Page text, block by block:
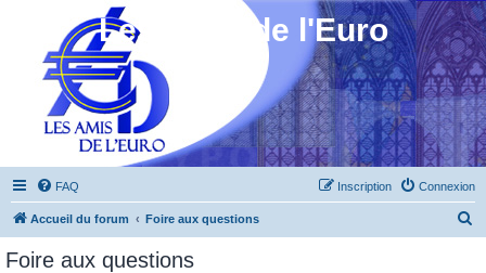
Les Amis de l'Euro
FAQ Connexion
Inscription
Accueil du forum Foire aux questions
Foire aux questions